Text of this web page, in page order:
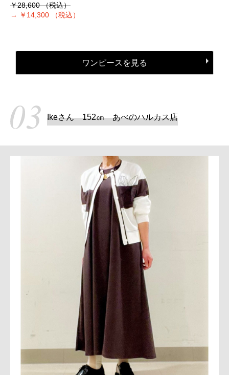
￥28,600（税込）
→
￥14,300 （税込）
ワンピースを見る
Ikeさん 152㎝ あべのハルカス店